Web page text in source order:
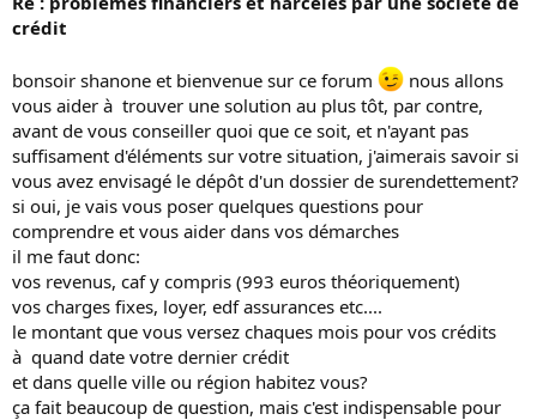
crédit
bonsoir shanone et bienvenue sur ce forum
nous allons
vous aider à trouver une solution au plus tôt, par contre,
avant de vous conseiller quoi que ce soit, et n'ayant pas
suffisament d'éléments sur votre situation, j'aimerais savoir si
vous avez envisagé le dépôt d'un dossier de surendettement?
si oui, je vais vous poser quelques questions pour
comprendre et vous aider dans vos démarches
il me faut donc:
vos revenus, caf y compris (993 euros théoriquement)
vos charges fixes, loyer, edf assurances etc....
le montant que vous versez chaques mois pour vos crédits
à quand date votre dernier crédit
et dans quelle ville ou région habitez vous?
ça fait beaucoup de question, mais c'est indispensable pour